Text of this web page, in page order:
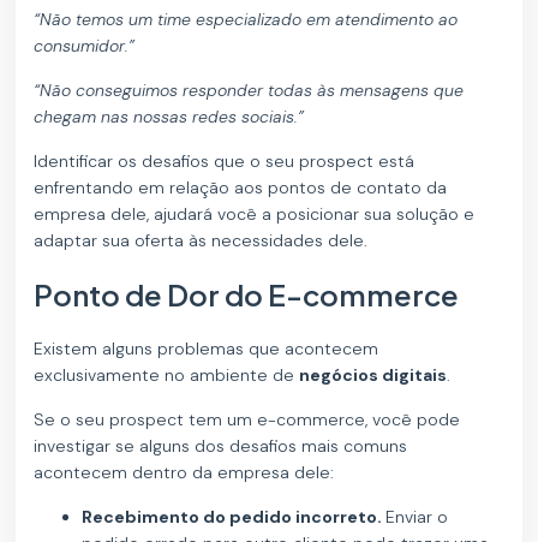
“Não temos um time especializado em atendimento ao
consumidor.”
“Não conseguimos responder todas às mensagens que
chegam nas nossas redes sociais.”
Identificar os desafios que o seu prospect está
enfrentando em relação aos pontos de contato da
empresa dele, ajudará você a posicionar sua solução e
adaptar sua oferta às necessidades dele.
Ponto de Dor do E-commerce
Existem alguns problemas que acontecem
exclusivamente no ambiente de negócios digitais.
Se o seu prospect tem um e-commerce, você pode
investigar se alguns dos desafios mais comuns
acontecem dentro da empresa dele:
Recebimento do pedido incorreto. Enviar o